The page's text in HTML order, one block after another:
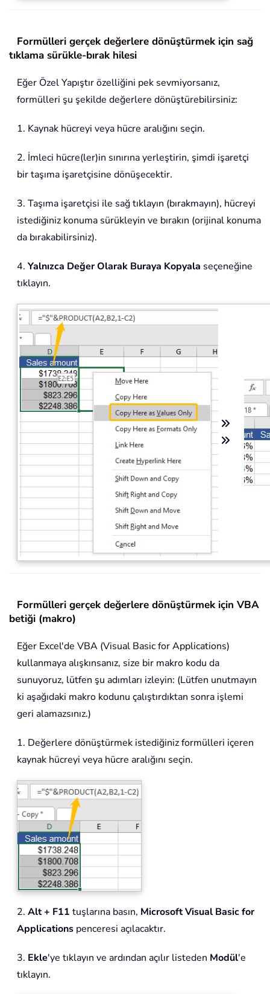
Formülleri gerçek değerlere dönüştürmek için sağ
tıklama sürükle-bırak hilesi
Eğer Özel Yapıştır özelliğini pek sevmiyorsanız,
formülleri şu şekilde değerlere dönüştürebilirsiniz:
1. Kaynak hücreyi veya hücre aralığını seçin.
2. İmleci hücre(ler)in sınırına yerleştirin, şimdi işaretçi
bir taşıma işaretçisine dönüşecektir.
3. Taşıma işaretçisi ile sağ tıklayın (bırakmayın), hücreyi
istediğiniz konuma sürükleyin ve bırakın (orijinal konuma
da bırakabilirsiniz).
4. Yalnızca Değer Olarak Buraya Kopyala seçeneğine
tıklayın.
Formülleri gerçek değerlere dönüştürmek için VBA
betiği (makro)
Eğer Excel'de VBA (Visual Basic for Applications)
kullanmaya alışkınsanız, size bir makro kodu da
sunuyoruz, lütfen şu adımları izleyin: (Lütfen unutmayın
ki aşağıdaki makro kodunu çalıştırdıktan sonra işlemi
geri alamazsınız.)
1. Değerlere dönüştürmek istediğiniz formülleri içeren
kaynak hücreyi veya hücre aralığını seçin.
2. Alt + F11 tuşlarına basın, Microsoft Visual Basic for
Applications penceresi açılacaktır.
3. Ekle'ye tıklayın ve ardından açılır listeden Modül'e
tıklayın.